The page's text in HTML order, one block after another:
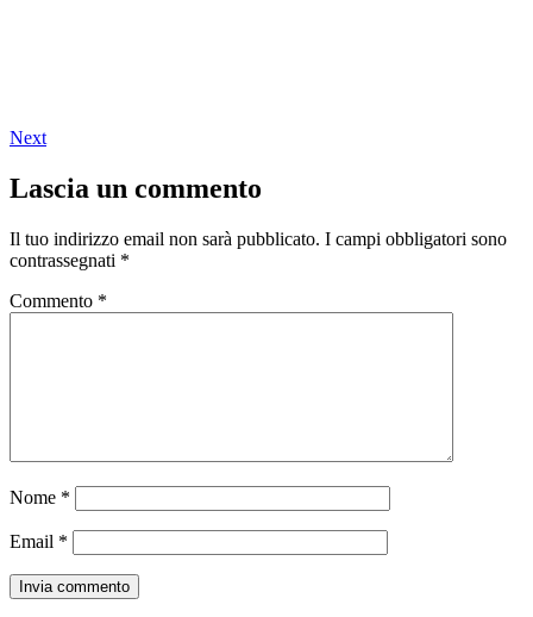
Next
Lascia un commento
Il tuo indirizzo email non sarà pubblicato. I campi obbligatori sono
contrassegnati *
Commento *
Nome *
Email *